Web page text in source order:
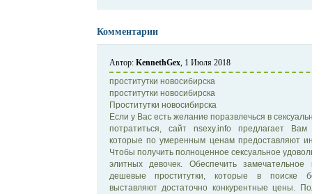
Комментарии
Автор: KennethGex, 1 Июля 2018
проститутки новосибирска
проститутки новосибирска
Проститутки новосибирска
Если у Вас есть желание поразвлечься в
потратиться, сайт nsexy.info предлагает
которые по умеренным ценам предоставляют
Чтобы получить полноценное сексуальное
элитных девочек. Обеспечить
дешевые проститутки, которые в поиске
выставляют достаточно конкурентные цены.